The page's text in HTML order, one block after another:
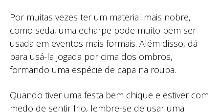
Por muitas vezes ter um material mais nobre,
como seda, uma echarpe pode muito bem ser
usada em eventos mais formais. Além disso, dá
para usá-la jogada por cima dos ombros,
formando uma espécie de capa na roupa.
Quando tiver uma festa bem chique e estiver com
medo de sentir frio, lembre-se de usar uma